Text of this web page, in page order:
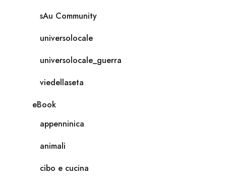
sAu Community
universolocale
universolocale_guerra
viedellaseta
eBook
appenninica
animali
cibo e cucina